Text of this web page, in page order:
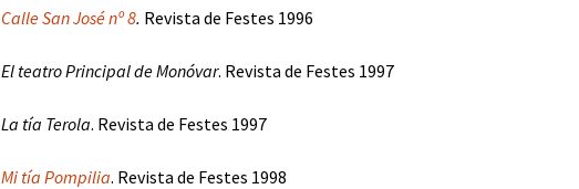
Calle San José nº 8. Revista de Festes 1996
El teatro Principal de Monóvar. Revista de Festes 1997
La tía Terola. Revista de Festes 1997
Mi tía Pompilia. Revista de Festes 1998